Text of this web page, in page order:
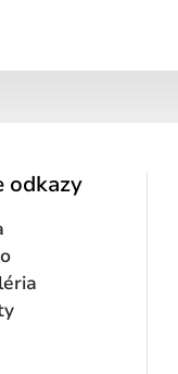
odkazy